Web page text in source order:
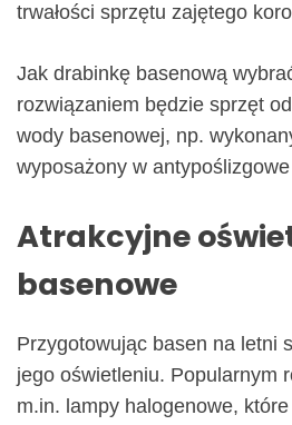
trwałości sprzętu zajętego
Jak drabinkę basenową
rozwiązaniem będzie sprzęt
wody basenowej, np.
wyposażony w antypoślizgowe
Atrakcyjne
basenowe
Przygotowując basen na letni
jego oświetleniu. Popularnym
m.in. lampy halogenowe,